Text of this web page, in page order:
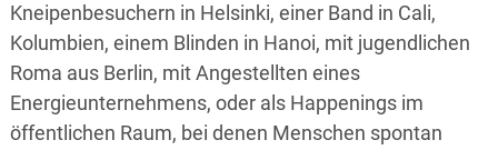
Kneipenbesuchern in Helsinki, einer Band in Cali,
Kolumbien, einem Blinden in Hanoi, mit jugendlichen
Roma aus Berlin, mit Angestellten eines
Energieunternehmens, oder als Happenings im
öffentlichen Raum, bei denen Menschen spontan